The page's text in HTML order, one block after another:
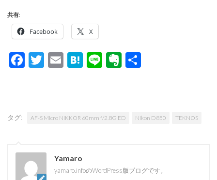
共有:
Facebook X
Facebook
Twitter
EmailHatena
LineEvernote
タグ: AF-S Micro NIKKOR 60mm f/2.8G ED Nikon D850 TEKNOS
Yamaro
yamaro.infoのWordPress版ブログです。